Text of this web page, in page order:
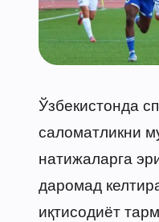
Ўзбекистонда
саломатликни
натижаларга
даромад
иқтисодиёт